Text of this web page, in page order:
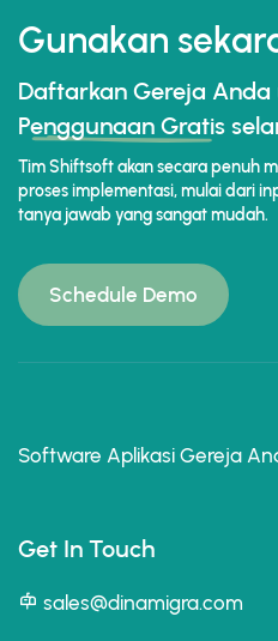
Gunakan
Daftarkan Gereja
Penggunaan Gratis
Tim Shiftsoft akan secara penuh
proses implementasi, mulai dari
tanya jawab yang sangat mudah.
Schedule Demo
Software Aplikasi Gereja
Get In Touch
sales@dinamigra.com